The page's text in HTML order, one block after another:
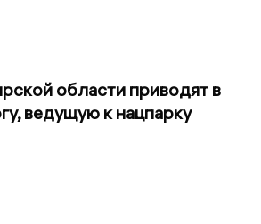
области приводят в
ведущую к нацпарку